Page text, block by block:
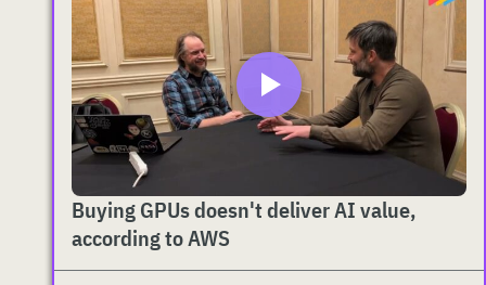
Buying GPUs doesn't deliver AI value,
according to AWS